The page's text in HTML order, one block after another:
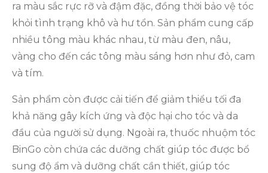
ra màu sắc rực rỡ và đậm đặc, đồng thời bảo vệ tóc
khỏi tình trạng khô và hư tổn. Sản phẩm cung cấp
nhiều tông màu khác nhau, từ màu đen, nâu,
vàng cho đến các tông màu sáng hơn như đỏ, cam
và tím.
Sản phẩm còn được cải tiến để giảm thiểu tối đa
khả năng gây kích ứng và độc hại cho tóc và da
đầu của người sử dụng. Ngoài ra, thuốc nhuộm tóc
BinGo còn chứa các dưỡng chất giúp tóc được bổ
sung độ ẩm và dưỡng chất cần thiết, giúp tóc